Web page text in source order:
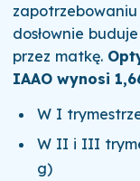
zapotrzebowaniu
dosłownie
przez matkę.
IAAO wynosi
W I
W II i III
g)